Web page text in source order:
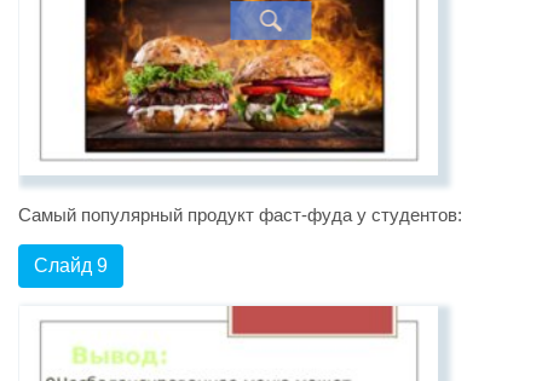
Самый популярный продукт фаст-фуда у студентов:
Слайд 9